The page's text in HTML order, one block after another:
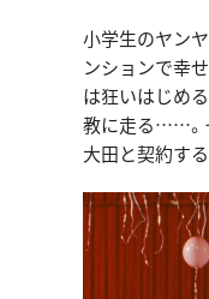
小学生のヤン
ンションで幸
は狂いはじめ
教に走る……。
大田と契約す